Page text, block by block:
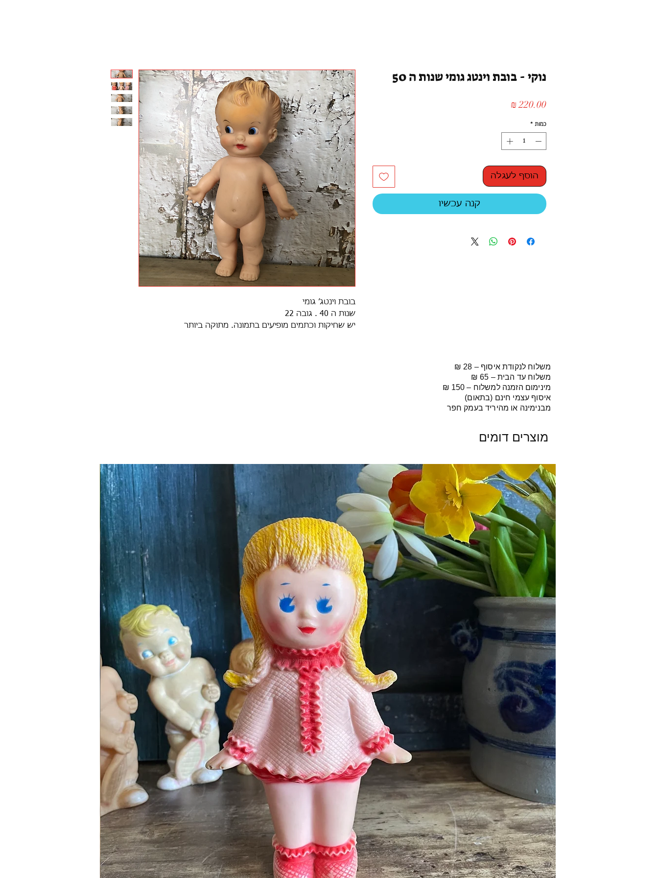
בובת וינטג׳ גומי
שנות ה 40 . גובה 22
יש שחיקות וכתמים מופיעים בתמונה. מתוקה ביותר
נוקי - בובת וינטג גומי שנות ה 50
כמות *
הוסף לעגלה
קנה עכשיו
משלוח לנקודת איסוף – 28 ₪
משלוח עד הבית – 65 ₪
מינימום הזמנה למשלוח – 150 ₪
איסוף עצמי חינם (בתאום)
מבנימינה או מהיריד בעמק חפר
מוצרים דומים